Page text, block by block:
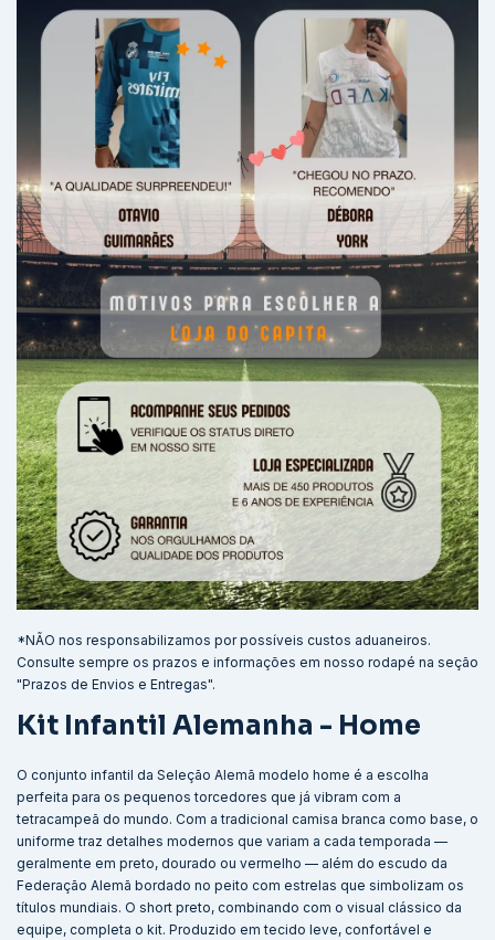
*NÃO nos responsabilizamos por possíveis custos aduaneiros.
Consulte sempre os prazos e informações em nosso rodapé na seção
"Prazos de Envios e Entregas".
Kit Infantil Alemanha - Home
O conjunto infantil da Seleção Alemã modelo home é a escolha
perfeita para os pequenos torcedores que já vibram com a
tetracampeã do mundo. Com a tradicional camisa branca como base, o
uniforme traz detalhes modernos que variam a cada temporada —
geralmente em preto, dourado ou vermelho — além do escudo da
Federação Alemã bordado no peito com estrelas que simbolizam os
títulos mundiais. O short preto, combinando com o visual clássico da
equipe, completa o kit. Produzido em tecido leve, confortável e